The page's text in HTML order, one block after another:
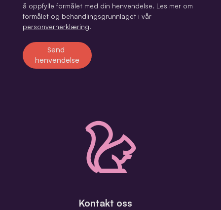
å oppfylle formålet med din henvendelse. Les mer om
formålet og behandlingsgrunnlaget i vår
personvernerklæring.
Kontakt oss